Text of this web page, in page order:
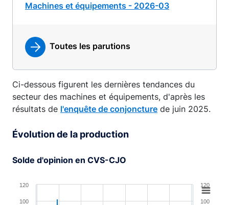
Machines et équipements - 2026-03
Toutes les parutions
Ci-dessous figurent les dernières tendances du
secteur des machines et équipements, d'après les
résultats de l'enquête de conjoncture de juin 2025.
Évolution de la production
Solde d'opinion en CVS-CJO
100
120
100
120